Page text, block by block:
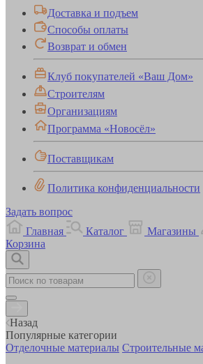
Доставка и подъем
Способы оплаты
Возврат и обмен
Клуб покупателей «Ваш Дом»
Строителям
Организациям
Программа «Новосёл»
Поставщикам
Политика конфиденциальности
Задать вопрос
Главная
Каталог Магазины
Корзина
Назад
Популярные категории
Отделочные материалы Строительные